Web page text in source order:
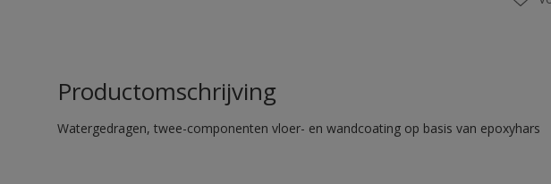
Productomschrijving
Watergedragen, twee-componenten vloer- en wandcoating op basis van epoxyhars